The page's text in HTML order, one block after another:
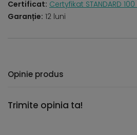
Certificat: Certyfikat STANDARD
Garanție: 12 luni
Opinie produs
Trimite opinia ta!